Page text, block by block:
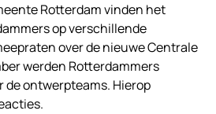
Rotterdam vinden het
op verschillende
over de nieuwe Centrale
werden Rotterdammers
de ontwerpteams. Hierop